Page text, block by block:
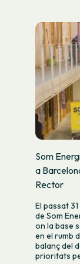
Som
a
Rector
El passat
de Som
on la base
en el rumb
balanç del
prioritats